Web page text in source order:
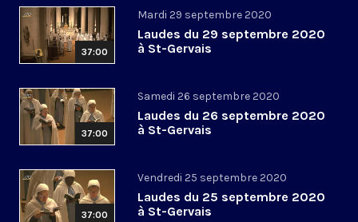
37:00
Mardi 29 septembre 2020
Laudes du 29 septembre 2020
à St-Gervais
37:00
Samedi 26 septembre 2020
Laudes du 26 septembre 2020
à St-Gervais
37:00
Vendredi 25 septembre 2020
Laudes du 25 septembre 2020
à St-Gervais